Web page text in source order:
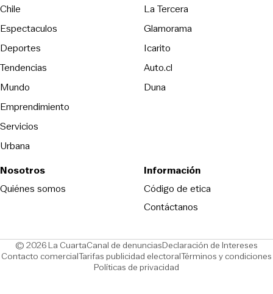
Chile
Espectaculos
Deportes
Tendencias
Mundo
Emprendimiento
Servicios
Urbana
La TerceraOpens in new
Glamorama
Icarito
Auto.cl
DunaOpens in new window
Nosotros
Quiénes somos
Información
Código de eticaOpens in new
Contáctanos
© 2026 La CuartaCanal de denunciasOpens in new window
Declaración de Intereses
Contacto comercialOpens in new window
Tarifas publicidad electoralOpens in new window
Términos y condiciones
Políticas de privacidad